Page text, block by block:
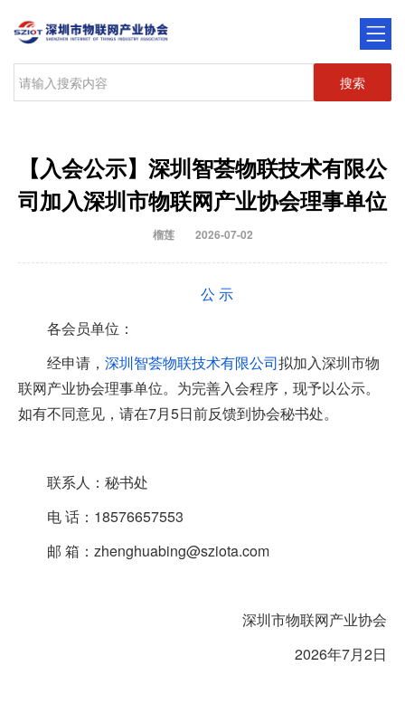
搜索
【入会公示】深圳智荟物联技术有限公
司加入深圳市物联网产业协会理事单位
榴莲 2026-07-02
公 示
各会员单位：
经申请， 深圳智荟物联技术有限公司拟加入深圳市物
联网产业协会理事单位。为完善入会程序，现予以公示。
如有不同意见，请在7月5日前反馈到协会秘书处。
联系人：秘书处
电 话：18576657553
邮 箱：zhenghuabing@sziota.com
深圳市物联网产业协会
2026年7月2日